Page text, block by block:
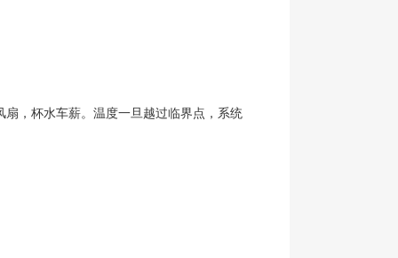
，杯水车薪。温度一旦越过临界点，系统